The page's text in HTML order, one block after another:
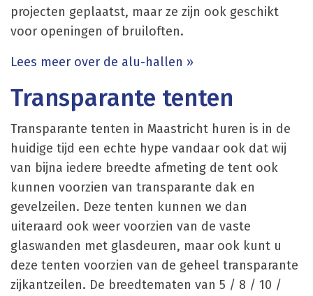
projecten geplaatst, maar ze zijn ook geschikt
voor openingen of bruiloften.
Lees meer over de alu-hallen »
Transparante tenten
Transparante tenten in Maastricht huren is in de
huidige tijd een echte hype vandaar ook dat wij
van bijna iedere breedte afmeting de tent ook
kunnen voorzien van transparante dak en
gevelzeilen. Deze tenten kunnen we dan
uiteraard ook weer voorzien van de vaste
glaswanden met glasdeuren, maar ook kunt u
deze tenten voorzien van de geheel transparante
zijkantzeilen. De breedtematen van 5 / 8 / 10 /